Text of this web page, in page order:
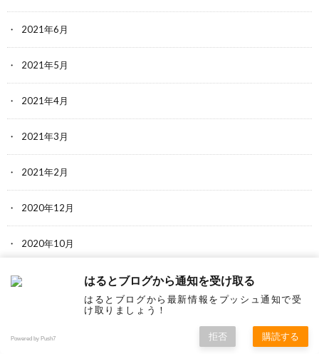
2021年6月
2021年5月
2021年4月
2021年3月
2021年2月
2020年12月
2020年10月
2020年9月 はるとブログから通知を受け取る
はるとブログから最新情報をプッシュ通知で受
け取りましょう！
Powered by Push7 拒否 購読する